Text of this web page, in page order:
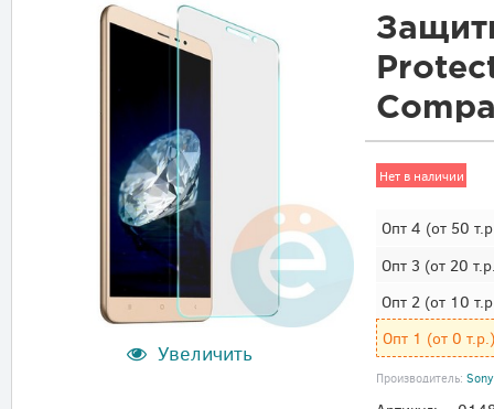
Увеличить
Нет в наличии
Опт 4 (от 50
Опт 3 (от 20
Опт 2(от 10
Опт 1 (от 0 т.р.)
Производитель: Sony